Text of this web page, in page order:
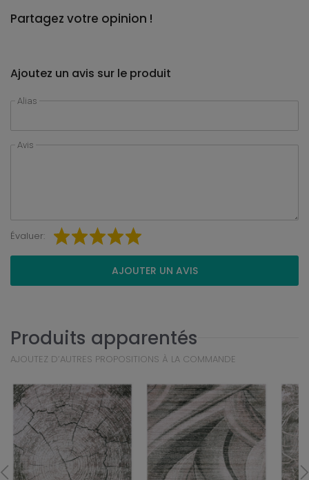
Partagez votre opinion !
Ajoutez un avis sur le produit
Alias
Avis
Évaluer:
AJOUTER UN AVIS
Produits apparentés
AJOUTEZ D’AUTRES PROPOSITIONS À LA COMMANDE